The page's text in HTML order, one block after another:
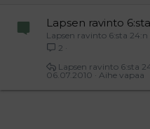
Lapsen ravinto
Lapsen ravinto 6:sta
2
Aihe vapaa
06.07.2010
Lapsen ravinto 6:sta